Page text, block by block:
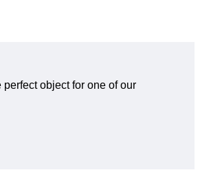
object for one of our